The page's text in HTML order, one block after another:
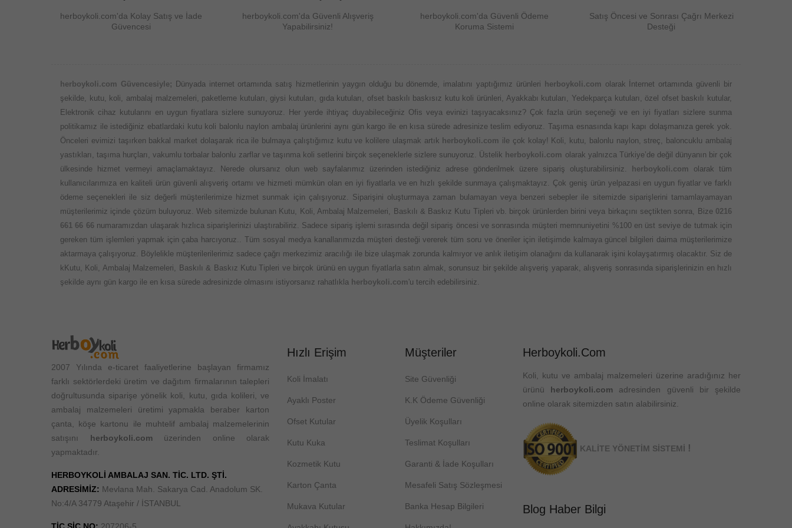
herboykoli.com'da Kolay Satış ve İade
Güvencesi
herboykoli.com'da Güvenli Alışveriş
Yapabilirsiniz!
herboykoli.com'da Güvenli Ödeme
Koruma Sistemi
Satış Öncesi ve Sonrası Çağrı Merkezi
Desteği
herboykoli.com Güvencesiyle; Dünyada internet ortamında satış hizmetlerinin yaygın olduğu bu dönemde, imalatını yaptığımız ürünleri herboykoli.com olarak İnternet ortamında güvenli bir
şekilde, kutu, koli, ambalaj malzemeleri, paketleme kutuları, giysi kutuları, gıda kutuları, ofset baskılı baskısız kutu koli ürünleri, Ayakkabı kutuları, Yedekparça kutuları, özel ofset baskılı kutular,
Elektronik cihaz kutularını en uygun fiyatlara sizlere sunuyoruz. Her yerde ihtiyaç duyabileceğiniz Ofis veya evinizi taşıyacaksınız? Çok fazla ürün seçeneği ve en iyi fiyatları sizlere sunma
politikamız ile istediğiniz ebatlardaki kutu koli balonlu naylon ambalaj ürünlerini aynı gün kargo ile en kısa sürede adresinize teslim ediyoruz. Taşıma esnasında kapı kapı dolaşmanıza gerek yok.
Önceleri evimizi taşırken bakkal market dolaşarak rica ile bulmaya çalıştığımız kutu ve kolilere ulaşmak artık herboykoli.com ile çok kolay! Koli, kutu, balonlu naylon, streç, baloncuklu ambalaj
yastıkları, taşıma hurçları, vakumlu torbalar balonlu zarflar ve taşınma koli setlerini birçok seçeneklerle sizlere sunuyoruz. Üstelik herboykoli.com olarak yalnızca Türkiye’de değil dünyanın bir çok
ülkesinde hizmet vermeyi amaçlamaktayız. Nerede olursanız olun web sayfalarımız üzerinden istediğiniz adrese gönderilmek üzere sipariş oluşturabilirsiniz.
herboykoli.com olarak tüm
kullanıcılarımıza en kaliteli ürün güvenli alışveriş ortamı ve hizmeti mümkün olan en iyi fiyatlarla ve en hızlı şekilde sunmaya çalışmaktayız. Çok geniş ürün yelpazasi en uygun fiyatlar ve farklı
ödeme seçenekleri ile siz değerli müşterilerimize hizmet sunmak için çalışıyoruz. Siparişini oluşturmaya zaman bulamayan veya benzeri sebepler ile sitemizde siparişlerini tamamlayamayan
müşterilerimiz içinde çözüm buluyoruz. Web sitemizde bulunan Kutu, Koli, Ambalaj Malzemeleri, Baskılı & Baskız Kutu Tipleri vb. birçok ürünlerden birini veya birkaçını seçtikten sonra, Bize 0216
661 66 66 numaramızdan ulaşarak hızlıca siparişlerinizi ulaştırabiliriz. Sadece sipariş işlemi sırasında değil sipariş öncesi ve sonrasında müşteri memnuniyetini %100 en üst seviye de tutmak için
gereken tüm işlemleri yapmak için çaba harcıyoruz.. Tüm sosyal medya kanallarımızda müşteri desteği vererek tüm soru ve öneriler için iletişimde kalmaya güncel bilgileri daima müşterilerimize
aktarmaya çalışıyoruz. Böylelikle müşterilerilerimiz sadece çağrı merkezimiz aracılığı ile bize ulaşmak zorunda kalmıyor ve anlık iletişim olanağını da kullanarak işini kolayşatırmış olacaktır. Siz de
kKutu, Koli, Ambalaj Malzemeleri, Baskılı & Baskız Kutu Tipleri ve birçok ürünü en uygun fiyatlarla satın almak, sorunsuz bir şekilde alışveriş yaparak, alışveriş sonrasında siparişlerinizin en hızlı
şekilde aynı gün kargo ile en kısa sürede adresinizde olmasını istiyorsanız rahatlıkla herboykoli.com'u tercih edebilirsiniz.
2007 Yılında e-ticaret faaliyetlerine başlayan firmamız
farklı sektörlerdeki üretim ve dağıtım firmalarının talepleri
doğrultusunda siparişe yönelik koli, kutu, gıda kolileri, ve
ambalaj malzemeleri üretimi yapmakla beraber karton
çanta, köşe kartonu ile muhtelif ambalaj malzemelerinin
satışını herboykoli.comüzerinden online olarak
yapmaktadır.
HERBOYKOLİ AMBALAJ SAN. TİC. LTD. ŞTİ.
ADRESİMİZ: Mevlana Mah. Sakarya Cad. Anadolum SK.
No:4/A 34779 Ataşehir / İSTANBUL
Hızlı Erişim
Koli İmalatı
Ayaklı Poster
Ofset Kutular
Kutu Kuka
Kozmetik Kutu
Karton Çanta
Mukava Kutular
Müşteriler
Site Güvenliği
K.K Ödeme Güvenliği
Üyelik Koşulları
Teslimat Koşulları
Garanti & İade Koşulları
Mesafeli Satış Sözleşmesi
Banka Hesap Bilgileri
Herboykoli.com
Koli, kutu ve ambalaj malzemeleri üzerine aradığınız her
ürünü herboykoli.com adresinden güvenli bir şekilde
online olarak sitemizden satın alabilirsiniz.
KALİTE YÖNETİM SİSTEMİ !
Blog Haber Bilgi